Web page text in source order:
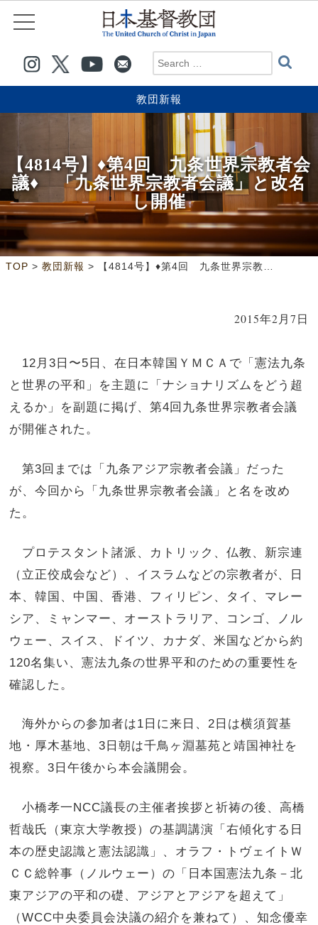
教団新報
【4814号】♦第4回 九条世界宗教者会
議♦ 「九条世界宗教者会議」と改名
し開催
TOP > 教団新報 > 【4814号】♦第4回 九条世界宗教者会議♦ 「九条世界宗教者会議」と改名し開催
2015年2月7日
12月3日〜5日、在日本韓国ＹＭＣＡで「憲法九条
と世界の平和」を主題に「ナショナリズムをどう超
えるか」を副題に掲げ、第4回九条世界宗教者会議
が開催された。
第3回までは「九条アジア宗教者会議」だった
が、今回から「九条世界宗教者会議」と名を改め
た。
プロテスタント諸派、カトリック、仏教、新宗連
（立正佼成会など）、イスラムなどの宗教者が、日
本、韓国、中国、香港、フィリピン、タイ、マレー
シア、ミャンマー、オーストラリア、コンゴ、ノル
ウェー、スイス、ドイツ、カナダ、米国などから約
120名集い、憲法九条の世界平和のための重要性を
確認した。
海外からの参加者は1日に来日、2日は横須賀基
地・厚木基地、3日朝は千鳥ヶ淵墓苑と靖国神社を
視察。3日午後から本会議開会。
小橋孝一NCC議長の主催者挨拶と祈祷の後、高橋
哲哉氏（東京大学教授）の基調講演「右傾化する日
本の歴史認識と憲法認識」、オラフ・トヴェイトＷ
ＣＣ総幹事（ノルウェー）の「日本国憲法九条－北
東アジアの平和の礎、アジアとアジアを超えて」
（WCC中央委員会決議の紹介を兼ねて）、知念優幸